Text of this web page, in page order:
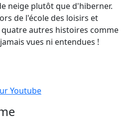
neige plutôt que d'hiberner.
de l'école des loisirs et
autres histoires comme
vues ni entendues !
Youtube